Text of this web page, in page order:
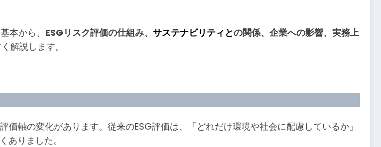
本から、 ESGリスク評価の仕組み、 サステナビリティとの関係、企業への影響、実務上
解説します。
価軸の変化があります。従来のESG評価は、「どれだけ環境や社会に配慮しているか」
ありました。